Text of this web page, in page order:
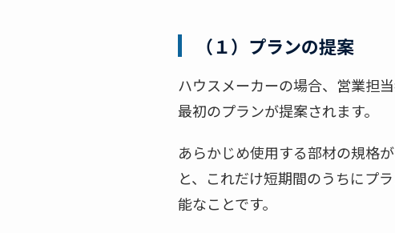
（１）プランの提案
ハウスメーカーの場合、営業担
最初のプランが提案されます。
あらかじめ使用する部材の規格
と、これだけ短期間のうちにプ
能なことです。